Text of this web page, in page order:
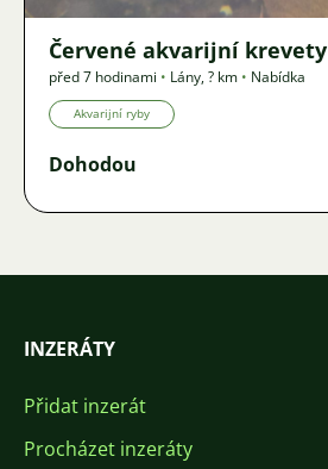
Červené akvarijní krevety
před 7 hodinami • Lány,? km • Nabídka
Akvarijní ryby
Dohodou
INZERÁTY
Přidat inzerát
Procházet inzeráty